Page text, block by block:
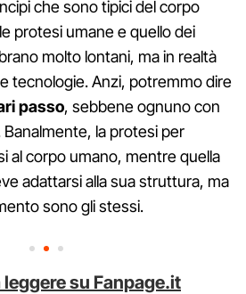
che sono tipici del corpo
protesi umane e quello dei
molto lontani, ma in realtà
tecnologie. Anzi, potremmo dire
passo, sebbene ognuno con
la protesi per
al corpo umano, mentre quella
adattarsi alla sua struttura, ma
sono gli stessi.
su Fanpage.it